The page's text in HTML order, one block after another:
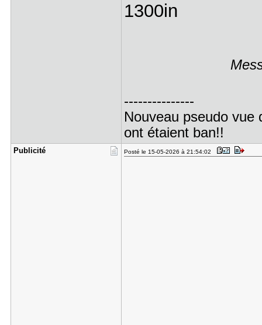
1300in
---------------
Nouveau pseudo
ont étaient ban!!
Publicité Posté le 15-05-2026 à 21:54:02